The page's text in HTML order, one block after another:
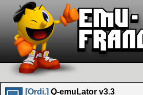
[Ordi.] Q-emuLator v3.3